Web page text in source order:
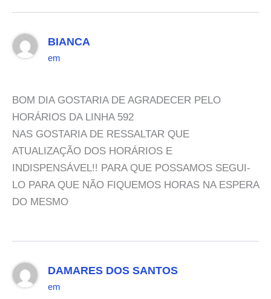
BIANCA
em
BOM DIA GOSTARIA DE AGRADECER PELO
HORÁRIOS DA LINHA 592
NAS GOSTARIA DE RESSALTAR QUE
ATUALIZAÇÃO DOS HORÁRIOS E
INDISPENSÁVEL!! PARA QUE POSSAMOS SEGUI-
LO PARA QUE NÃO FIQUEMOS HORAS NA ESPERA
DO MESMO
DAMARES DOS SANTOS
em